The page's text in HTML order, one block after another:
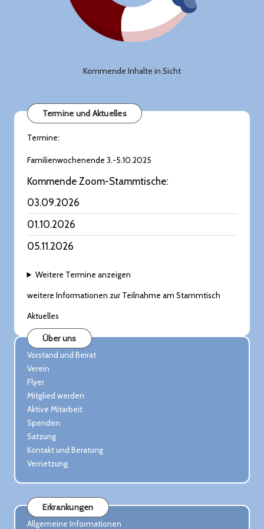
Kommende Inhalte in Sicht
Termine und Aktuelles
Termine:
Familienwochenende 3.-5.10.2025
Weitere Termine anzeigen
weitere Informationen zur Teilnahme am Stammtisch
Aktuelles
Über uns
Vorstand und Beirat
Verein
Flyer
Mitglied werden
Aktive Mitarbeit
Spenden
Satzung
Kontakt und Beratung
Vernetzung
Erkrankungen
Allgemeine Informationen